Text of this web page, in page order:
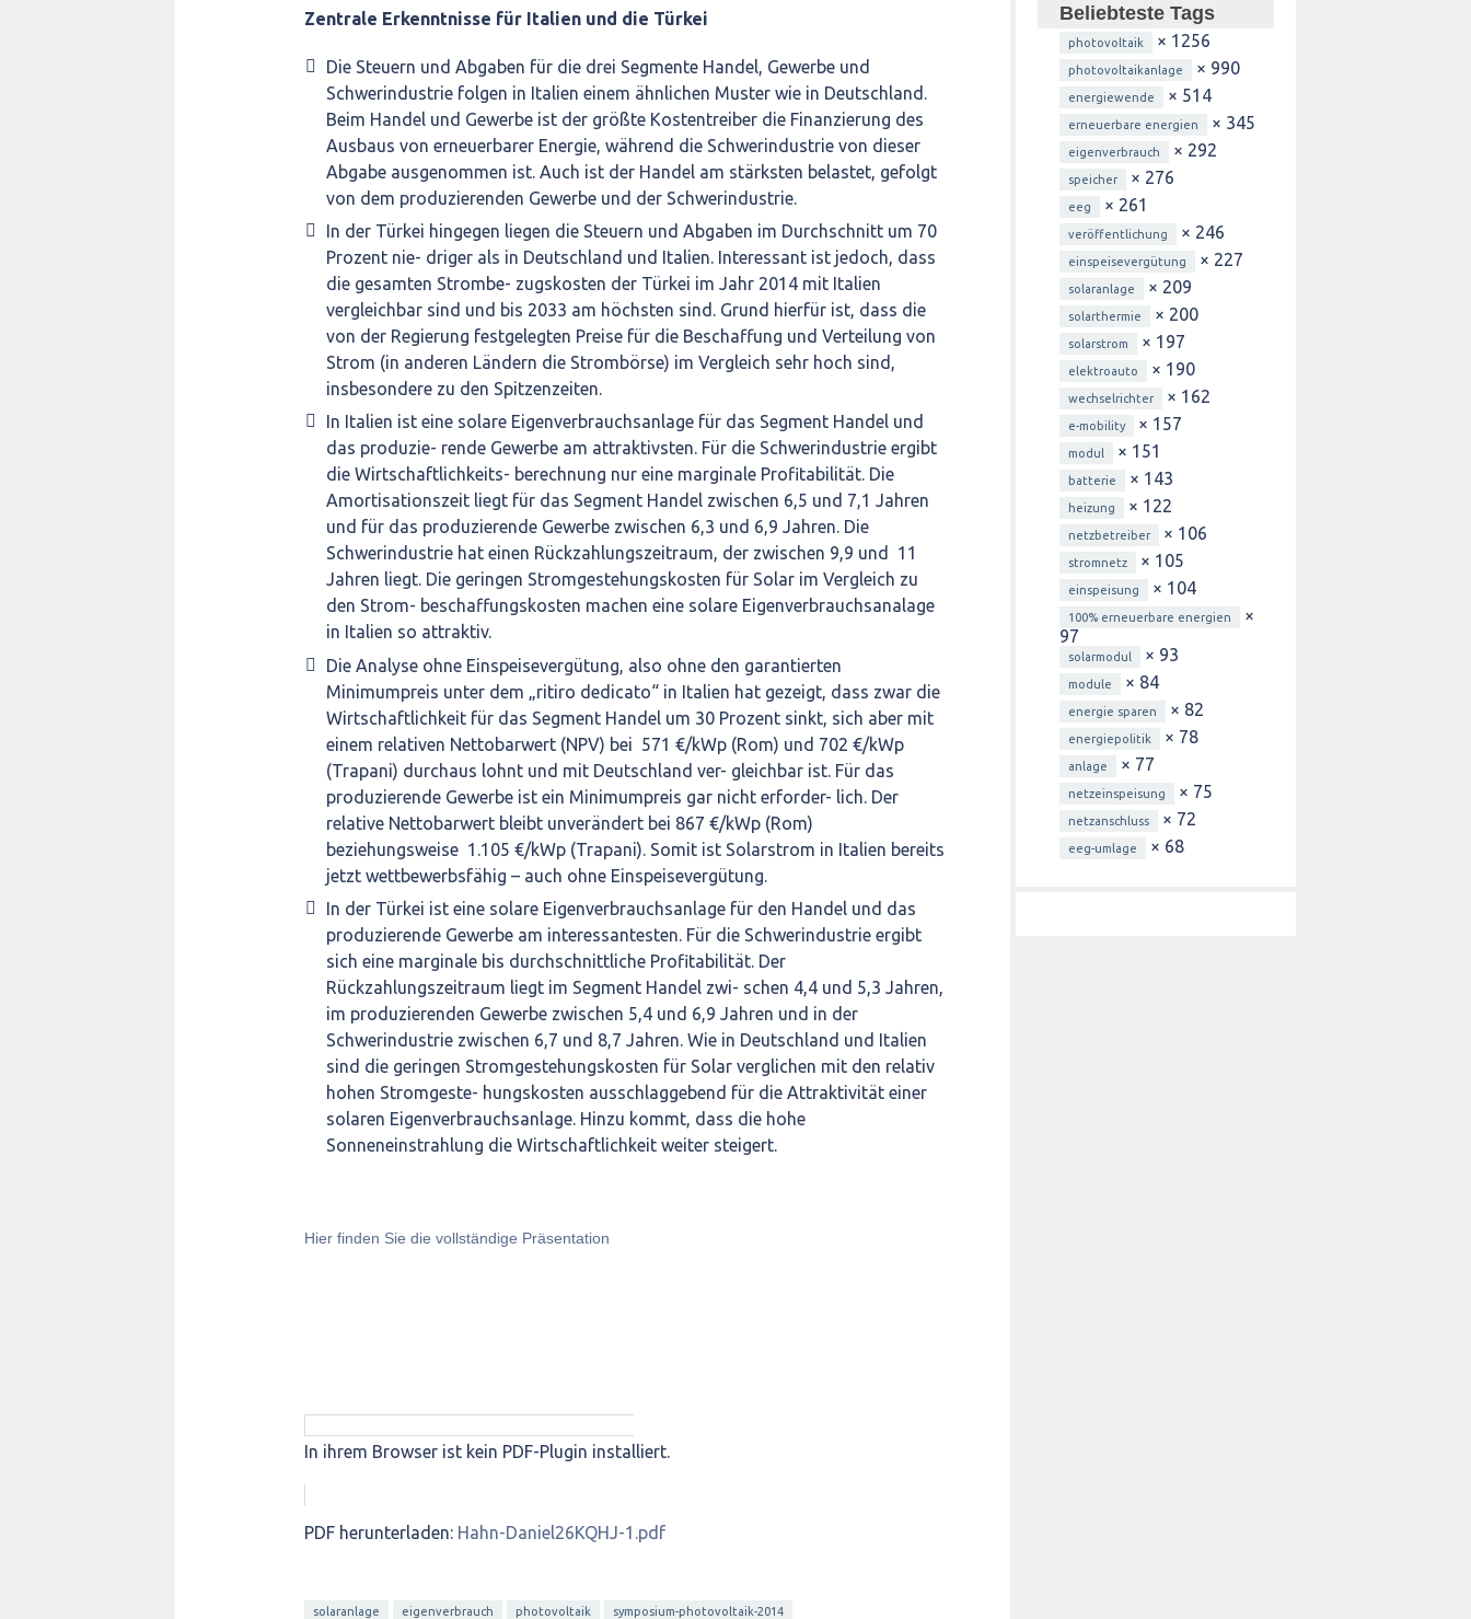
Zentrale Erkenntnisse für Italien und die Türkei
Die Steuern und Abgaben für die drei Segmente Handel, Gewerbe und
Schwerindustrie folgen in Italien einem ähnlichen Muster wie in Deutschland.
Beim Handel und Gewerbe ist der größte Kostentreiber die Finanzierung des
Ausbaus von erneuerbarer Energie, während die Schwerindustrie von dieser
Abgabe ausgenommen ist. Auch ist der Handel am stärksten belastet, gefolgt
von dem produzierenden Gewerbe und der Schwerindustrie.
In der Türkei hingegen liegen die Steuern und Abgaben im Durchschnitt um 70
Prozent nie- driger als in Deutschland und Italien. Interessant ist jedoch, dass
die gesamten Strombe- zugskosten der Türkei im Jahr 2014 mit Italien
vergleichbar sind und bis 2033 am höchsten sind. Grund hierfür ist, dass die
von der Regierung festgelegten Preise für die Beschaffung und Verteilung von
Strom (in anderen Ländern die Strombörse) im Vergleich sehr hoch sind,
insbesondere zu den Spitzenzeiten.
In Italien ist eine solare Eigenverbrauchsanlage für das Segment Handel und
das produzie- rende Gewerbe am attraktivsten. Für die Schwerindustrie ergibt
die Wirtschaftlichkeits- berechnung nur eine marginale Profitabilität. Die
Amortisationszeit liegt für das Segment Handel zwischen 6,5 und 7,1 Jahren
und für das produzierende Gewerbe zwischen 6,3 und 6,9 Jahren. Die
Schwerindustrie hat einen Rückzahlungszeitraum, der zwischen 9,9 und 11
Jahren liegt. Die geringen Stromgestehungskosten für Solar im Vergleich zu
den Strom- beschaffungskosten machen eine solare Eigenverbrauchsanalage
in Italien so attraktiv.
Die Analyse ohne Einspeisevergütung, also ohne den garantierten
Minimumpreis unter dem „ritiro dedicato“ in Italien hat gezeigt, dass zwar die
Wirtschaftlichkeit für das Segment Handel um 30 Prozent sinkt, sich aber mit
einem relativen Nettobarwert (NPV) bei 571 €/kWp (Rom) und 702 €/kWp
(Trapani) durchaus lohnt und mit Deutschland ver- gleichbar ist. Für das
produzierende Gewerbe ist ein Minimumpreis gar nicht erforder- lich. Der
relative Nettobarwert bleibt unverändert bei 867 €/kWp (Rom)
beziehungsweise 1.105 €/kWp (Trapani). Somit ist Solarstrom in Italien bereits
jetzt wettbewerbsfähig – auch ohne Einspeisevergütung.
In der Türkei ist eine solare Eigenverbrauchsanlage für den Handel und das
produzierende Gewerbe am interessantesten. Für die Schwerindustrie ergibt
sich eine marginale bis durchschnittliche Profitabilität. Der
Rückzahlungszeitraum liegt im Segment Handel zwi- schen 4,4 und 5,3 Jahren,
im produzierenden Gewerbe zwischen 5,4 und 6,9 Jahren und in der
Schwerindustrie zwischen 6,7 und 8,7 Jahren. Wie in Deutschland und Italien
sind die geringen Stromgestehungskosten für Solar verglichen mit den relativ
hohen Stromgeste- hungskosten ausschlaggebend für die Attraktivität einer
solaren Eigenverbrauchsanlage. Hinzu kommt, dass die hohe
Sonneneinstrahlung die Wirtschaftlichkeit weiter steigert.
Hier finden Sie die vollständige Präsentation
In ihrem Browser ist kein PDF-Plugin installiert.
PDF herunterladen: Hahn-Daniel26KQHJ-1.pdf
solaranlage eigenverbrauch photovoltaik symposium-photovoltaik-2014
Beliebteste Tags
photovoltaik × 1256
photovoltaikanlage × 990
energiewende × 514
erneuerbare energien × 345
eigenverbrauch × 292
speicher × 276
eeg × 261
veröffentlichung × 246
einspeisevergütung × 227
solaranlage × 209
solarthermie × 200
solarstrom × 197
elektroauto × 190
wechselrichter × 162
e-mobility × 157
modul × 151
batterie × 143
heizung × 122
netzbetreiber × 106
stromnetz × 105
einspeisung × 104
100% erneuerbare energien
×
97
solarmodul × 93
module × 84
energie sparen × 82
energiepolitik × 78
anlage × 77
netzeinspeisung × 75
netzanschluss × 72
eeg-umlage × 68